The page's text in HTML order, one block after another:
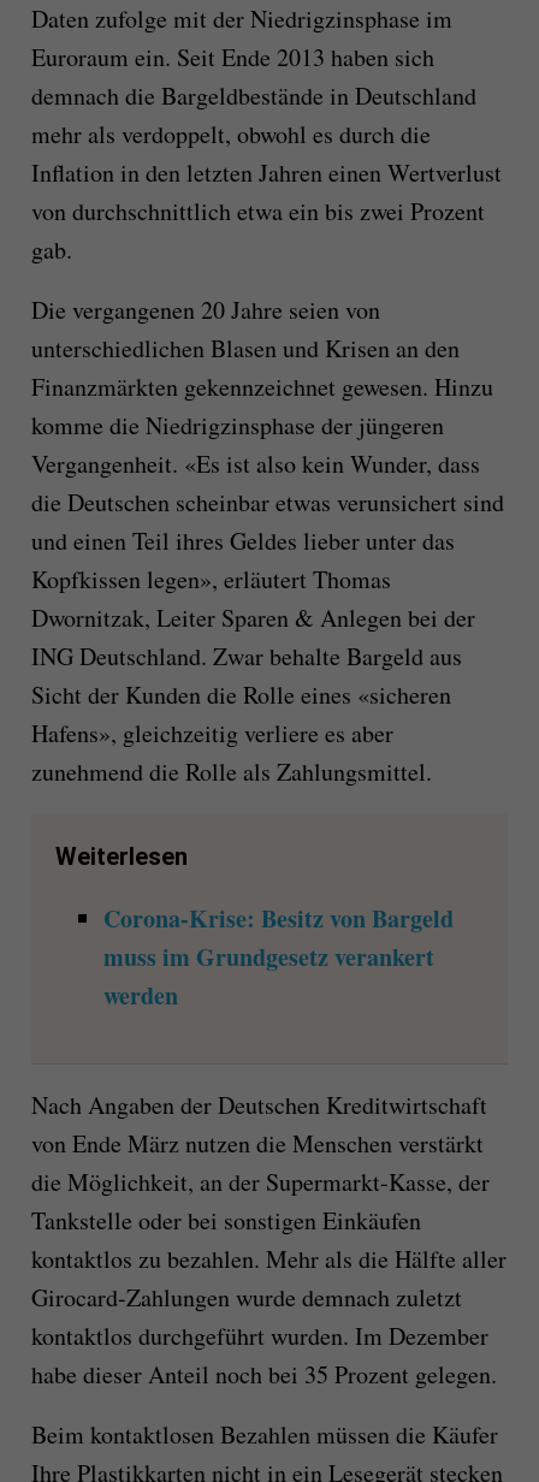
Daten zufolge mit der Niedrigzinsphase im
Euroraum ein. Seit Ende 2013 haben sich
demnach die Bargeldbestände in Deutschland
mehr als verdoppelt, obwohl es durch die
Inflation in den letzten Jahren einen Wertverlust
von durchschnittlich etwa ein bis zwei Prozent
gab.
Die vergangenen 20 Jahre seien von
unterschiedlichen Blasen und Krisen an den
Finanzmärkten gekennzeichnet gewesen. Hinzu
komme die Niedrigzinsphase der jüngeren
Vergangenheit. «Es ist also kein Wunder, dass
die Deutschen scheinbar etwas verunsichert sind
und einen Teil ihres Geldes lieber unter das
Kopfkissen legen», erläutert Thomas
Dwornitzak, Leiter Sparen & Anlegen bei der
ING Deutschland. Zwar behalte Bargeld aus
Sicht der Kunden die Rolle eines «sicheren
Hafens», gleichzeitig verliere es aber
zunehmend die Rolle als Zahlungsmittel.
Weiterlesen
Corona-Krise: Besitz von Bargeld
muss im Grundgesetz verankert
werden
Nach Angaben der Deutschen Kreditwirtschaft
von Ende März nutzen die Menschen verstärkt
die Möglichkeit, an der Supermarkt-Kasse, der
Tankstelle oder bei sonstigen Einkäufen
kontaktlos zu bezahlen. Mehr als die Hälfte aller
Girocard-Zahlungen wurde demnach zuletzt
kontaktlos durchgeführt wurden. Im Dezember
habe dieser Anteil noch bei 35 Prozent gelegen.
Beim kontaktlosen Bezahlen müssen die Käufer
Ihre Plastikkarten nicht in ein Lesegerät stecken